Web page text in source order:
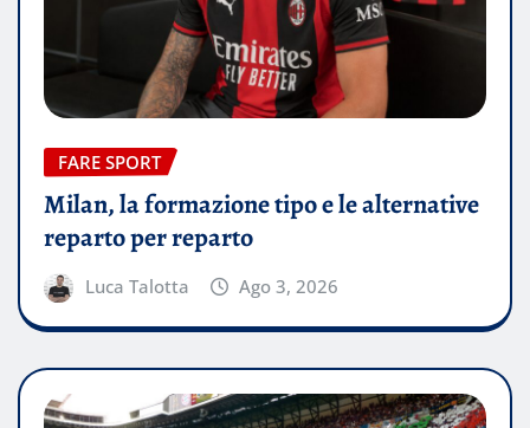
FARE SPORT
Milan, la formazione tipo e le alternative
reparto per reparto
Luca Talotta Ago 3, 2026